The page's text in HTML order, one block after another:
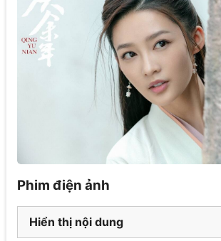
Phim điện ảnh
Hiển thị nội dung